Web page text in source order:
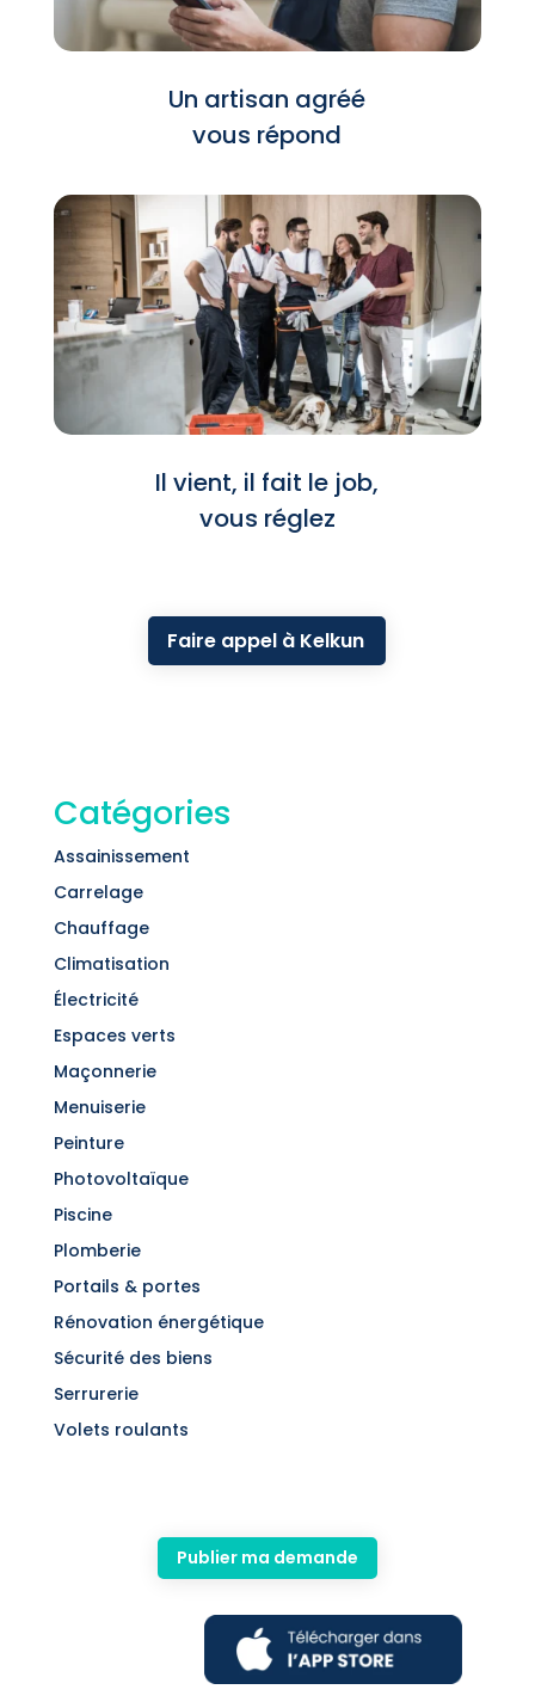
Un artisan agréé
vous répond
Il vient, il fait le job,
vous réglez
Faire appel à Kelkun
Catégories
Assainissement
Carrelage
Chauffage
Climatisation
Électricité
Espaces verts
Maçonnerie
Menuiserie
Peinture
Photovoltaïque
Piscine
Plomberie
Portails & portes
Rénovation énergétique
Sécurité des biens
Serrurerie
Volets roulants
Publier ma demande